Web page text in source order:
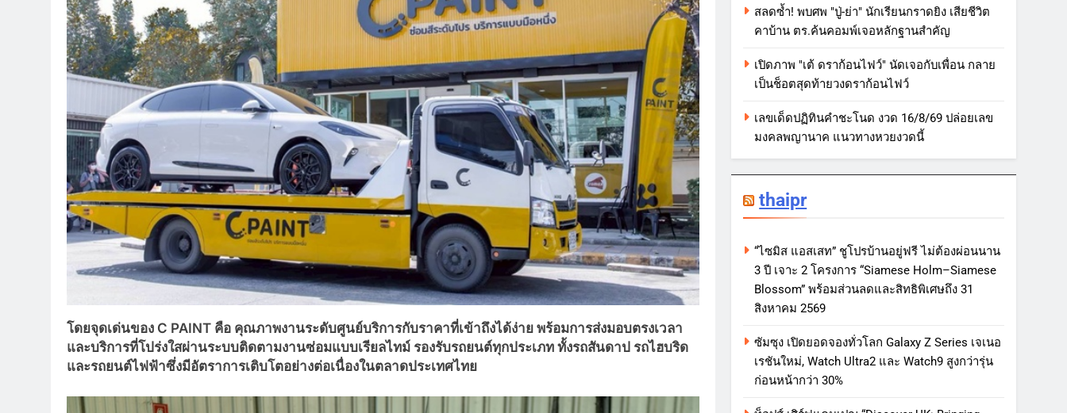
โดยจุดเด่นของ C PAINT คือ คุณภาพงานระดับศูนย์บริการกับราคาที่เข้าถึงได้ง่าย พร้อมการส่งมอบตรงเวลา
และบริการที่โปร่งใสผ่านระบบติดตามงานซ่อมแบบเรียลไทม์ รองรับรถยนต์ทุกประเภท ทั้งรถสันดาป รถไฮบริด
และรถยนต์ไฟฟ้าซึ่งมีอัตราการเติบโตอย่างต่อเนื่องในตลาดประเทศไทย
สลดซ้ำ! พบศพ "ปู่-ย่า" นักเรียนกราดยิง เสียชีวิต
คาบ้าน ตร.ค้นคอมพ์เจอหลักฐานสำคัญ
เปิดภาพ "เต้ ดราก้อนไฟว์" นัดเจอกับเพื่อน กลาย
เป็นช็อตสุดท้ายวงดราก้อนไฟว์
เลขเด็ดปฏิทินคำชะโนด งวด 16/8/69 ปล่อยเลข
มงคลพญานาค แนวทางหวยงวดนี้
thaipr
“ไซมิส แอสเสท” ชูโปรบ้านอยู่ฟรี ไม่ต้องผ่อนนาน
3 ปี เจาะ 2 โครงการ “Siamese Holm–Siamese
Blossom” พร้อมส่วนลดและสิทธิพิเศษถึง 31
สิงหาคม 2569
ซัมซุง เปิดยอดจองทั่วโลก Galaxy Z Series เจเนอ
เรชันใหม่, Watch Ultra2 และ Watch9 สูงกว่ารุ่น
ก่อนหน้ากว่า 30%